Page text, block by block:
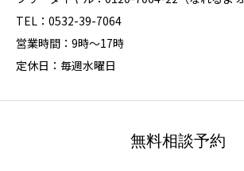
TEL：0532-39-7064
営業時間：9時～17時
定休日：毎週水曜日
無料相談予約